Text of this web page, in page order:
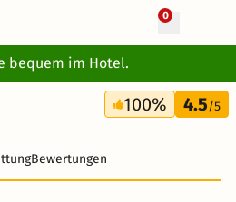
0
bequem im Hotel.
4 Tage
195 €
100% 4.5/5
Bewertungen